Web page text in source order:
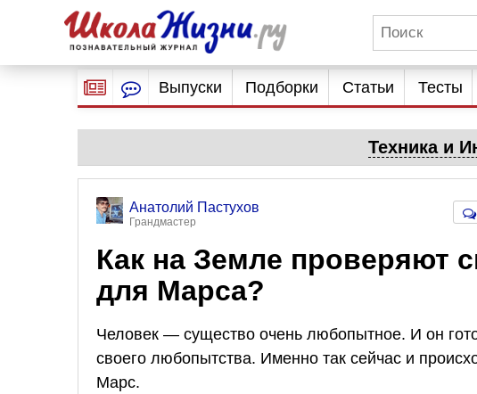
Выпуски Подборки Статьи Тесты
Техника и
Анатолий Пастухов
Грандмастер
Как на Земле проверяют
для Марса?
Человек — существо очень любопытное. И он
своего любопытства. Именно так сейчас и
Марс.